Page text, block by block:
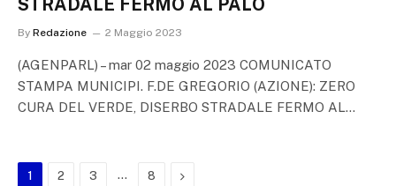
STRADALE FERMO AL PALO
By Redazione 2 Maggio 2023
(AGENPARL) – mar 02 maggio 2023 COMUNICATO
STAMPA MUNICIPI. F.DE GREGORIO (AZIONE): ZERO
CURA DEL VERDE, DISERBO STRADALE FERMO AL…
1 2 3 … 8 Next